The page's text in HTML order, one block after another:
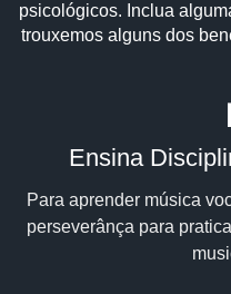
psicológicos. Inclua
trouxemos alguns dos
Ensina
Para aprender música
perseverânça para